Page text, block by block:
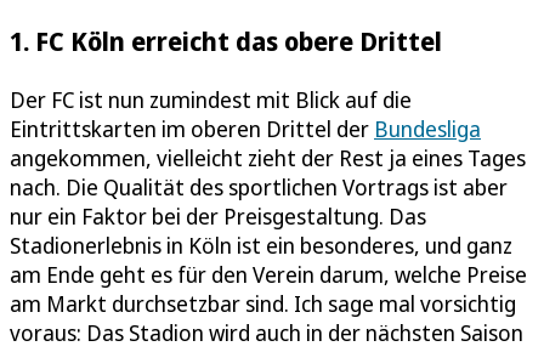
1. FC Köln erreicht das obere Drittel
Der FC ist nun zumindest mit Blick auf die
Eintrittskarten im oberen Drittel der Bundesliga
angekommen, vielleicht zieht der Rest ja eines Tages
nach. Die Qualität des sportlichen Vortrags ist aber
nur ein Faktor bei der Preisgestaltung. Das
Stadionerlebnis in Köln ist ein besonderes, und ganz
am Ende geht es für den Verein darum, welche Preise
am Markt durchsetzbar sind. Ich sage mal vorsichtig
voraus: Das Stadion wird auch in der nächsten Saison